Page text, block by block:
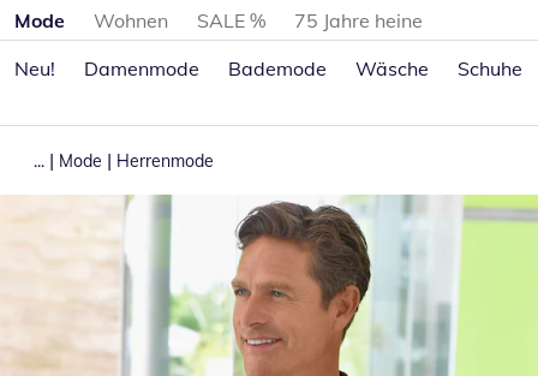
Produktkategorien überspringen
Mode Wohnen SALE %
75 Jahre heine
Neu!
Damenmode Bademode Wäsche Schuhe
... | Mode | Herrenmode